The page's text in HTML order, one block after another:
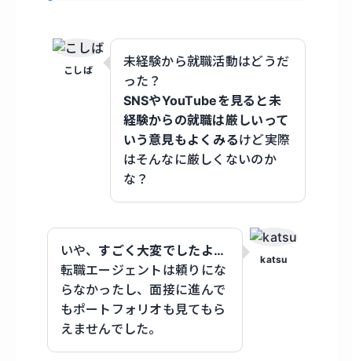
こしば
未経験から就職活動はどうだ
った？
SNSやYouTubeを見ると未
経験からの就職は厳しいって
いう意見もよくみるけど実際
はそんなに厳しくないのか
な？
katsu
いや、 すごく大変でしたよ…
転職エージェントは頼りにな
らなかったし、面接に進んで
もポートフォリオも見てもら
えませんでした。